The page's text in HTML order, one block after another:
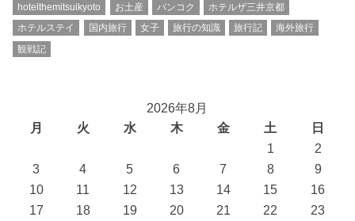
hotelthemitsuikyoto お土産 バンコク
ホテルザ三井京都
ホテルステイ
国内旅行 女子 旅行の知識 旅行記
海外旅行
観戦記
2026年8月
月
火 水 木 金 土
日
1
2
3
4 5 6 7 8
9
10
11 12 13 14 15
16
17
18 19 20 21 22
23